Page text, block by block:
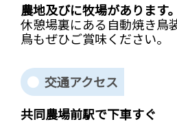
農地及びに牧場があります。
休憩場裏にある自動焼き鳥
鳥もぜひご賞味ください。
交通アクセス
共同農場前駅で下車すぐ